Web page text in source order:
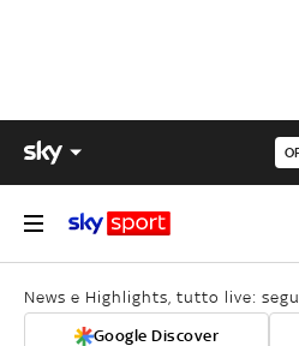
News e Highlights, tutto live:
Google Discover